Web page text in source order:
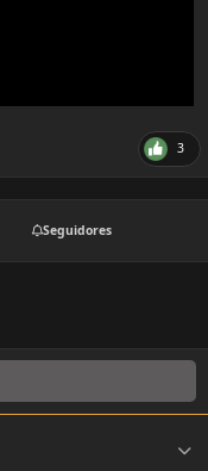
3
Seguidores